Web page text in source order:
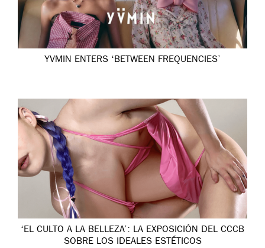
YVMIN ENTERS ‘BETWEEN FREQUENCIES’
‘EL CULTO A LA BELLEZA’: LA EXPOSICIÓN DEL CCCB
SOBRE LOS IDEALES ESTÉTICOS